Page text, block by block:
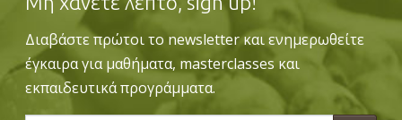
Διαβάστε πρώτοι το newsletter και ενημερωθείτε
έγκαιρα για μαθήματα, masterclasses και
εκπαιδευτικά προγράμματα.